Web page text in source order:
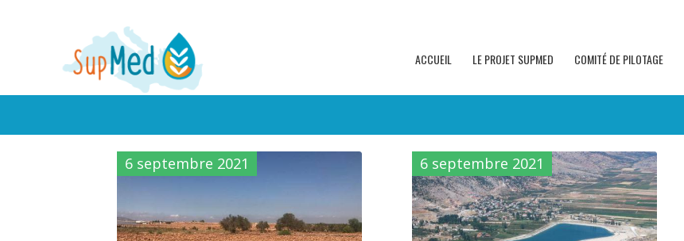
ACCUEIL LE PROJET SUPMED COMITÉ DE PILOTAGE
6 septembre 2021 6 septembre 2021